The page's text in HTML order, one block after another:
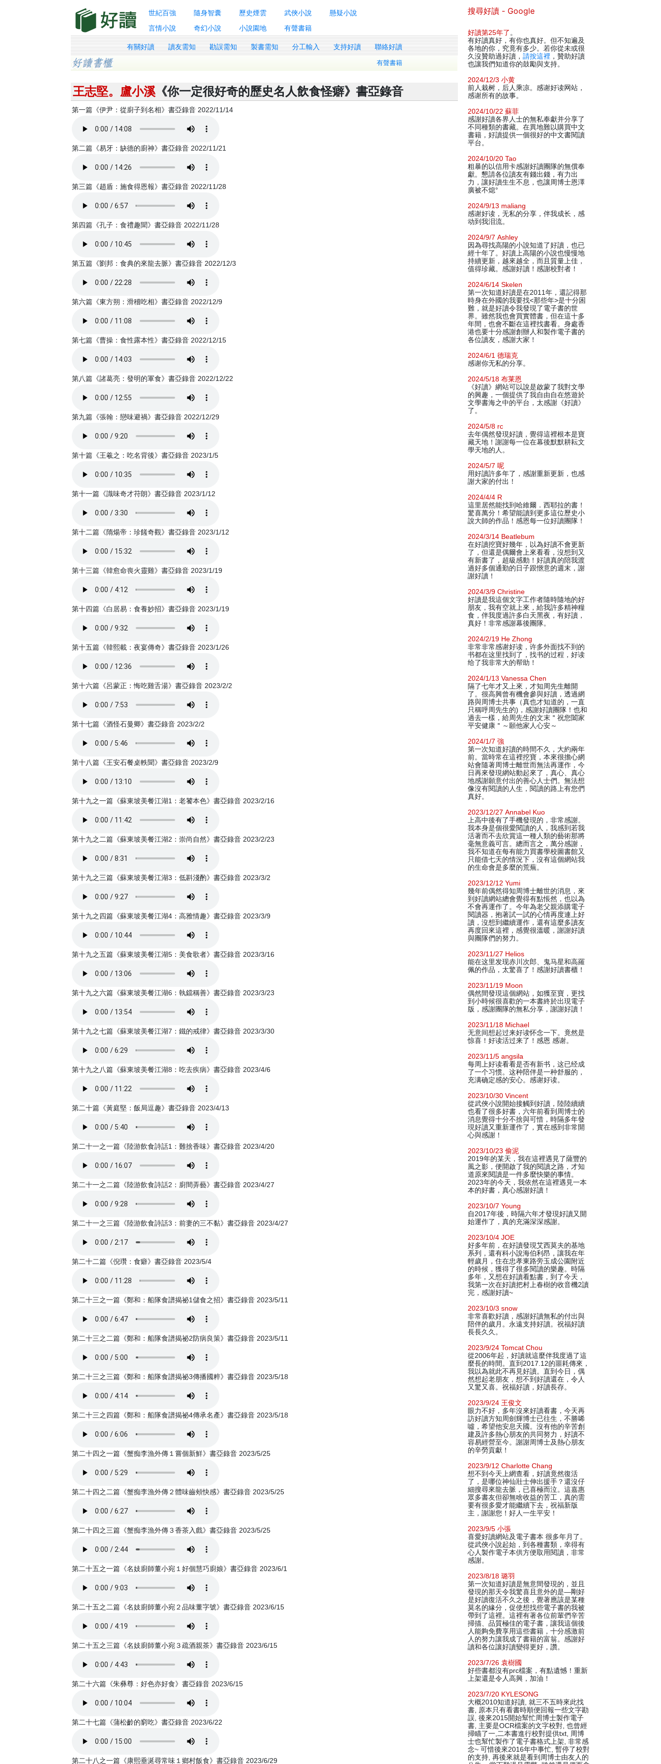
世紀百強 隨身智囊 歷史煙雲 武俠小說
懸疑小說
言情小說
奇幻小說 小說園地 有聲書籍
有關好讀 讀友需知 勘誤需知 製書需知 分工輸入 支持好讀 聯絡好讀
有聲書籍
王志堅。盧小溪 《你一定很好奇的歷史名人飲食怪癖》書亞錄音
第一篇《伊尹：從廚子到名相》書亞錄音 2022/11/14
第二篇《易牙：缺德的廚神》書亞錄音 2022/11/21
第三篇《趙盾：施食得恩報》書亞錄音 2022/11/28
第四篇《孔子：食禮趣聞》書亞錄音 2022/11/28
第五篇《劉邦：食典的來龍去脈》書亞錄音 2022/12/3
第六篇《東方朔：滑稽吃相》書亞錄音 2022/12/9
第七篇《曹操：食性露本性》書亞錄音 2022/12/15
第八篇《諸葛亮：發明的軍食》書亞錄音 2022/12/22
第九篇《張翰：戀味避禍》書亞錄音 2022/12/29
第十篇《王羲之：吃名背後》書亞錄音 2023/1/5
第十一篇《識味奇才苻朗》書亞錄音 2023/1/12
第十二篇《隋煬帝：珍饈奇觀》書亞錄音 2023/1/12
第十三篇《韓愈命喪火靈雞》書亞錄音 2023/1/19
第十四篇《白居易：食養妙招》書亞錄音 2023/1/19
第十五篇《韓熙載：夜宴傳奇》書亞錄音 2023/1/26
第十六篇《呂蒙正：悔吃雞舌湯》書亞錄音 2023/2/2
第十七篇《酒怪石曼卿》書亞錄音 2023/2/2
第十八篇《王安石餐桌軼聞》書亞錄音 2023/2/9
第十九之一篇《蘇東坡美餐江湖1：老饕本色》書亞錄音 2023/2/16
第十九之二篇《蘇東坡美餐江湖2：崇尚自然》書亞錄音 2023/2/23
第十九之三篇《蘇東坡美餐江湖3：低斟淺酌》書亞錄音 2023/3/2
第十九之四篇《蘇東坡美餐江湖4：高雅情趣》書亞錄音 2023/3/9
第十九之五篇《蘇東坡美餐江湖5：美食歌者》書亞錄音 2023/3/16
第十九之六篇《蘇東坡美餐江湖6：執鐺稱善》書亞錄音 2023/3/23
第十九之七篇《蘇東坡美餐江湖7：鐵的戒律》書亞錄音 2023/3/30
第十九之八篇《蘇東坡美餐江湖8：吃去疾病》書亞錄音 2023/4/6
第二十篇《黃庭堅：飯局逗趣》書亞錄音 2023/4/13
第二十一之一篇《陸游飲食詩話1：難捨香味》書亞錄音 2023/4/20
第二十一之二篇《陸游飲食詩話2：廚間弄藝》書亞錄音 2023/4/27
第二十一之三篇《陸游飲食詩話3：前妻的三不黏》書亞錄音 2023/4/27
第二十二篇《倪瓚：食癖》書亞錄音 2023/5/4
第二十三之一篇《鄭和：船隊食譜揭祕1儲食之招》書亞錄音 2023/5/11
第二十三之二篇《鄭和：船隊食譜揭祕2防病良策》書亞錄音 2023/5/11
第二十三之三篇《鄭和：船隊食譜揭祕3傳播國粹》書亞錄音 2023/5/18
第二十三之四篇《鄭和：船隊食譜揭祕4傳承名產》書亞錄音 2023/5/18
第二十四之一篇《蟹痴李漁外傳１嘗個新鮮》書亞錄音 2023/5/25
第二十四之二篇《蟹痴李漁外傳２體味齒頰快感》書亞錄音 2023/5/25
第二十四之三篇《蟹痴李漁外傳３香茶入戲》書亞錄音 2023/5/25
第二十五之一篇《名妓廚師董小宛１好個慧巧廚娘》書亞錄音 2023/6/1
第二十五之二篇《名妓廚師董小宛２品味董字號》書亞錄音 2023/6/15
第二十五之三篇《名妓廚師董小宛３疏酒親茶》書亞錄音 2023/6/15
第二十六篇《朱彝尊：好色亦好食》書亞錄音 2023/6/15
第二十七篇《蒲松齡的窮吃》書亞錄音 2023/6/22
第二十八之一篇《康熙垂涎尋常味１鄉村飯食》書亞錄音 2023/6/29
搜尋好讀 - Google
好讀第25年了 。
有好讀真好，有你也真好。但不知遍及
各地的你，究竟有多少。若你從未或很
久沒贊助過好讀， 請按這裡 ，贊助好讀
也讓我們知道你的鼓勵與支持。
2024/12/3 小黄
前人栽树，后人乘凉。感谢好读网站，
感谢所有的故事。
2024/10/22 蘇菲
感謝好讀各界人士的無私奉獻并分享了
不同種類的書藏。在異地難以購買中文
書籍，好讀提供一個很好的中文書閱讀
平台。
2024/10/20 Tao
粗暴的以信用卡感謝好讀團隊的無償奉
獻。懇請各位讀友有錢出錢，有力出
力，讓好讀生生不息，也讓周博士恩澤
廣被不熄°
2024/9/13 maliang
感谢好读，无私的分享，伴我成长，感
动到我泪流。
2024/9/7 Ashley
因為尋找高陽的小說知道了好讀，也已
經十年了。好讀上高陽的小說也慢慢地
持續更新，越來越全，而且質量上佳，
值得珍藏。感謝好讀！感謝校對者！
2024/6/14 Skelen
第一次知道好讀是在2011年，還記得那
時身在外國的我要找<那些年>是十分困
難，就是好讀令我發現了電子書的世
界。雖然我也會買實體書，但在這十多
年間，也會不斷在這裡找書看。身處香
港也要十分感謝創辦人和製作電子書的
各位讀友，感謝大家！
2024/6/1 德瑞克
感谢你无私的分享。
2024/5/18 布莱恩
《好讀》網站可以說是啟蒙了我對文學
的興趣，一個提供了我自由自在悠遊於
文學書海之中的平台，太感謝《好讀》
了。
2024/5/8 rc
去年偶然發現好讀，覺得這裡根本是寶
藏天地！謝謝每一位在幕後默默耕耘文
學天地的人。
2024/5/7 呢
用好讀許多年了，感謝重新更新，也感
謝大家的付出！
2024/4/4 R
這里居然能找到哈維爾．西耶拉的書！
驚喜萬分！希望能讀到更多這位歷史小
說大師的作品！感恩每一位好讀團隊！
2024/3/14 Beatlebum
在好讀挖寶好幾年，以為好讀不會更新
了，但還是偶爾會上來看看，沒想到又
有新書了，超級感動！好讀真的陪我渡
過好多個通勤的日子跟愜意的週末，謝
謝好讀！
2024/3/9 Christine
好讀是我這個文字工作者隨時隨地的好
朋友，我有空就上來，給我許多精神糧
食，伴我度過許多白天黑夜，有好讀，
真好！非常感謝幕後團隊。
2024/2/19 He Zhong
非常非常感谢好读，许多外面找不到的
书都在这里找到了，找书的过程，好读
给了我非常大的帮助！
2024/1/13 Vanessa Chen
隔了七年才又上來，才知周先生離開
了。很高興曾有機會參與好讀，透過網
路與周博士共事（真也才知道的，一直
只稱呼周先生的)，感謝好讀團隊！也和
過去一樣，給周先生的文末＂祝您闔家
平安健康＂～願他家人心安～
2024/1/7 強
第一次知道好讀的時間不久，大約兩年
前。當時常在這裡挖寶，本來很擔心網
站會隨著周博士離世而無法再運作，今
日再來發現網站動起來了，真心、真心
地感謝願意付出的善心人士們。無法想
像沒有閱讀的人生，閱讀的路上有您們
真好。
2023/12/27 Annabel Kuo
上高中後有了手機發現的，非常感謝。
我本身是個很愛閱讀的人，我感到若我
活著而不去欣賞這一種人類的藝術那將
毫無意義可言。總而言之，萬分感謝，
我不知道在每有能力買書學校圖書館又
只能借七天的情況下，沒有這個網站我
的生命會是多麼的荒蕪。
2023/12/12 Yumi
幾年前偶然得知周博士離世的消息，來
到好讀網站總會覺得有點悵然，也以為
不會再運作了。今年為老父親添購電子
閱讀器，抱著試一試的心情再度連上好
讀，沒想到繼續運作，還有這麼多讀友
再度回來這裡，感覺很溫暖，謝謝好讀
與團隊們的努力。
2023/11/27 Helios
能在这里发现赤川次郎、鬼马星和高羅
佩的作品，太驚喜了！感謝好讀書櫃！
2023/11/19 Moon
偶然間發現這個網站，如獲至寶，更找
到小時候很喜歡的一本書終於出現電子
版，感謝團隊的無私分享，謝謝好讀！
2023/11/18 Michael
无意间想起过来好读怀念一下。竟然是
惊喜！好读活过来了！感恩 感谢。
2023/11/5 angsila
每周上好读看看是否有新书，这已经成
了一个习惯。这种陪伴是一种舒服的，
充满确定感的安心。感谢好读。
2023/10/30 Vincent
從武俠小說開始接觸到好讀，陸陸續續
也看了很多好書，六年前看到周博士的
消息覺得十分不捨與可惜，時隔多年發
現好讀又重新運作了，實在感到非常開
心與感謝！
2023/10/23 偷泥
2019年的某天，我在這裡遇見了薩豐的
風之影，便開啟了我的閱讀之路，才知
道原來閱讀是一件多麼快樂的事情。
2023年的今天，我依然在這裡遇見一本
本的好書，真心感謝好讀！
2023/10/7 Young
自2017年後，時隔六年才發現好讀又開
始運作了，真的充滿深深感謝。
2023/10/4 JOE
好多年前，在好讀發現艾西莫夫的基地
系列，還有科小說海伯利昂，讓我在年
輕歲月，住在忠孝東路旁玉成公園附近
的時候，獲得了很多閱讀的樂趣。時隔
多年，又想在好讀看點書，到了今天，
我第一次在好讀把村上春樹的收音機2讀
完，感謝好讀~
2023/10/3 snow
非常喜歡好讀，感謝好讀無私的付出與
陪伴的歲月。永遠支持好讀。祝福好讀
長長久久。
2023/9/24 Tomcat Chou
從2006年起，好讀就這麼伴我度過了這
麼長的時間。直到2017.12的噩耗傳來，
我以為就此不再見好讀。直到今日，偶
然想起老朋友，想不到好讀還在，令人
又驚又喜。祝福好讀，好讀長存。
2023/9/24 王俊文
眼力不好，多年沒來好讀看書，今天再
訪好讀方知周劍輝博士已往生，不勝唏
噓，希望他安息天國。沒有他的辛苦創
建及許多熱心朋友的共同努力，好讀不
容易經營至今。謝謝周博士及熱心朋友
的辛勞貢獻！
2023/9/12 Charlotte Chang
想不到今天上網查看，好讀竟然復活
了，是哪位神仙壯士伸出援手？還沒仔
細搜尋來龍去脈，已喜極而泣。這嘉惠
眾多書友但卻無啥收益的苦工，真的需
要有很多愛才能繼續下去，祝福新版
主，謝謝您！好人一生平安！
2023/9/5 小張
喜愛好讀網站及電子書本 很多年月了。
從武俠小說起始，到各種書類，幸得有
心人製作電子本供方便取用閱讀，非常
感謝。
2023/8/18 璐羽
第一次知道好讀是無意間發現的，並且
發現的那天令我驚喜且意外的是—剛好
是好讀復活不久之後，覺著應該是某種
莫名的緣分，促使想找些電子書的我被
帶到了這裡。這裡有著各位前輩們辛苦
掃描、品質極佳的電子書，讓我這個後
人能夠免費享用這些書籍，十分感激前
人的努力讓我成了書籍的富翁。感謝好
讀和各位讓好讀變得更好，讚。
2023/7/26 袁樹國
好些書都沒有prc檔案，有點遺憾！重新
上架還是令人高興，加油！
2023/7/20 KYLESONG
大概2010知道好讀, 就三不五時來此找
書, 原本只有看書時順便回報一些文字勘
誤, 後來2015開始幫忙周博士製作電子
書, 主要是OCR檔案的文字校對, 也曾經
掃瞄了一,二本書進行校對提供txt, 周博
士也幫忙製作了電子書格式上架, 非常感
念~ 可惜後來2016年中事忙, 暫停了校對
的支持, 再後來就是看到周博士由友人的